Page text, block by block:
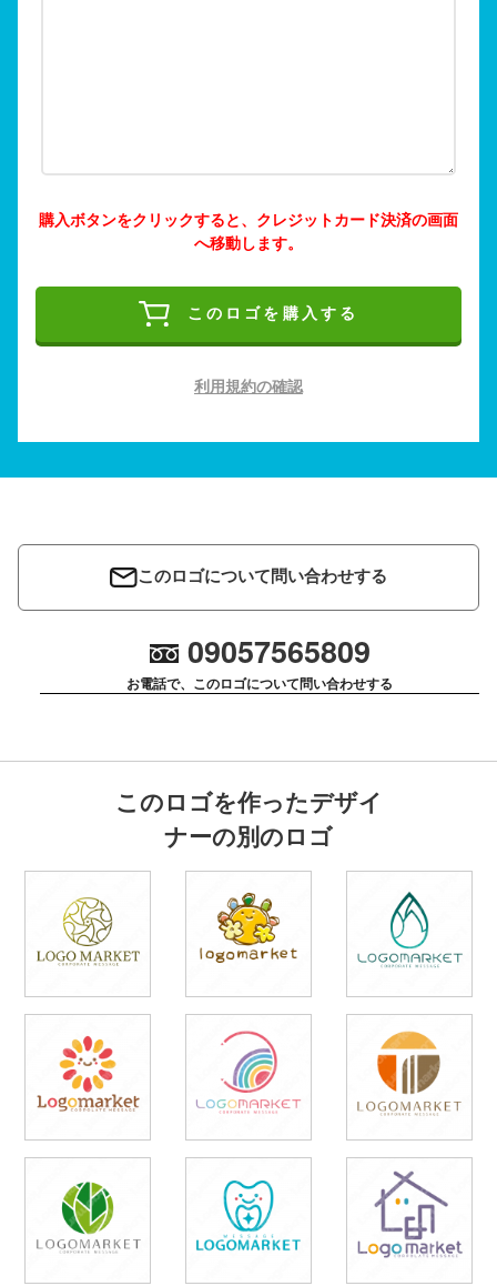
購入ボタンをクリックすると、クレジットカード決済の画面
へ移動します。
このロゴを購入する
利用規約の確認
このロゴについて問い合わせする
09057565809
お電話で、このロゴについて問い合わせする
このロゴを作ったデザイ
ナーの別のロゴ